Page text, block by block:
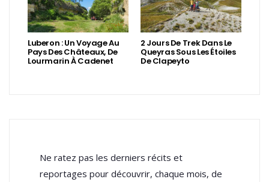
Luberon : Un Voyage Au
Pays Des Châteaux, De
Lourmarin À Cadenet
2 Jours De Trek Dans Le
Queyras Sous Les Étoiles
De Clapeyto
Ne ratez pas les derniers récits et
reportages pour découvrir, chaque mois, de